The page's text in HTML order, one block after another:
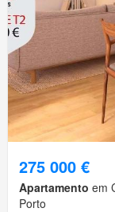
275 000 €
Apartamento em
Porto